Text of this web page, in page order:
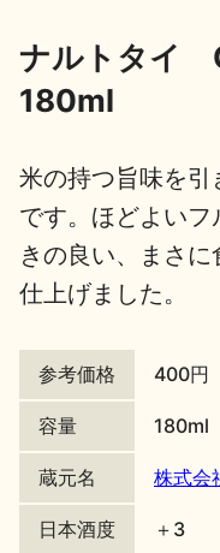
日本酒の楽しみ方特集
ナルトタイ
180ml
米の持つ旨味を
です。ほどよいフ
きの良い、まさ
仕上げました。
参考価格 400円
容量 180ml
蔵元名 株式会
日本酒度 ＋3